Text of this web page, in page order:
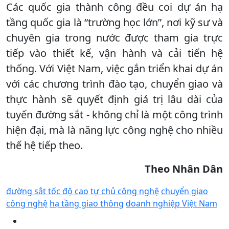
Các quốc gia thành công đều coi dự án hạ
tầng quốc gia là “trường học lớn”, nơi kỹ sư và
chuyên gia trong nước được tham gia trực
tiếp vào thiết kế, vận hành và cải tiến hệ
thống. Với Việt Nam, việc gắn triển khai dự án
với các chương trình đào tạo, chuyển giao và
thực hành sẽ quyết định giá trị lâu dài của
tuyến đường sắt - không chỉ là một công trình
hiện đại, mà là năng lực công nghệ cho nhiều
thế hệ tiếp theo.
Theo Nhân Dân
đường sắt tốc độ cao tự chủ công nghệchuyển giao
công nghệ hạ tầng giao thông doanh nghiệp Việt Nam